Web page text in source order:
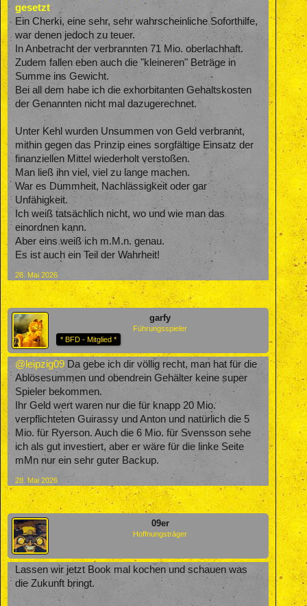
gesetzt
Ein Cherki, eine sehr, sehr wahrscheinliche Soforthilfe,
war denen jedoch zu teuer.
In Anbetracht der verbrannten 71 Mio. oberlachhaft.
Zudem fallen eben auch die "kleineren" Beträge in
Summe ins Gewicht.
Bei all dem habe ich die exhorbitanten Gehaltskosten
der Genannten nicht mal dazugerechnet.
Unter Kehl wurden Unsummen von Geld verbrannt,
mithin gegen das Prinzip eines sorgfältige Einsatz der
finanziellen Mittel wiederholt verstoßen.
Man ließ ihn viel, viel zu lange machen.
War es Dummheit, Nachlässigkeit oder gar
Unfähigkeit.
Ich weiß tatsächlich nicht, wo und wie man das
einordnen kann.
Aber eins weiß ich m.M.n. genau.
Es ist auch ein Teil der Wahrheit!
28. Mai 2026
garfy
Führungsspieler
* BFD - Mitglied *
@leipzig09 Da gebe ich dir völlig recht, man hat für die
Ablösesummen und obendrein Gehälter keine super
Spieler bekommen.
Ihr Geld wert waren nur die für knapp 20 Mio.
verpflichteten Guirassy und Anton und natürlich die 5
Mio. für Ryerson. Auch die 6 Mio. für Svensson sehe
ich als gut investiert, aber er wäre für die linke Seite
mMn nur ein sehr guter Backup.
28. Mai 2026
09er
Hoffnungsträger
Lassen wir jetzt Book mal kochen und schauen was
die Zukunft bringt.